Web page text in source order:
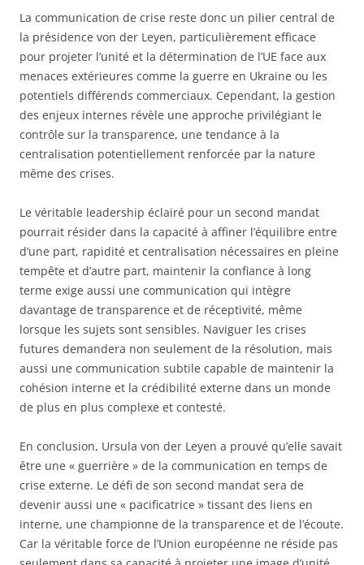
La communication de crise reste donc un pilier central de
la présidence von der Leyen, particulièrement efficace
pour projeter l’unité et la détermination de l’UE face aux
menaces extérieures comme la guerre en Ukraine ou les
potentiels différends commerciaux. Cependant, la gestion
des enjeux internes révèle une approche privilégiant le
contrôle sur la transparence, une tendance à la
centralisation potentiellement renforcée par la nature
même des crises.
Le véritable leadership éclairé pour un second mandat
pourrait résider dans la capacité à affiner l’équilibre entre
d’une part, rapidité et centralisation nécessaires en pleine
tempête et d’autre part, maintenir la confiance à long
terme exige aussi une communication qui intègre
davantage de transparence et de réceptivité, même
lorsque les sujets sont sensibles. Naviguer les crises
futures demandera non seulement de la résolution, mais
aussi une communication subtile capable de maintenir la
cohésion interne et la crédibilité externe dans un monde
de plus en plus complexe et contesté.
En conclusion, Ursula von der Leyen a prouvé qu’elle savait
être une « guerrière » de la communication en temps de
crise externe. Le défi de son second mandat sera de
devenir aussi une « pacificatrice » tissant des liens en
interne, une championne de la transparence et de l’écoute.
Car la véritable force de l’Union européenne ne réside pas